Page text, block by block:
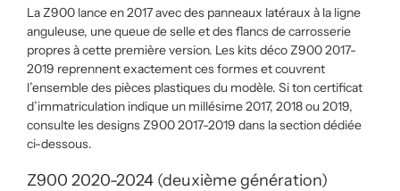
La Z900 lance en 2017 avec des panneaux latéraux à la ligne
anguleuse, une queue de selle et des flancs de carrosserie
propres à cette première version. Les kits déco Z900 2017-
2019 reprennent exactement ces formes et couvrent
l’ensemble des pièces plastiques du modèle. Si ton certificat
d’immatriculation indique un millésime 2017, 2018 ou 2019,
consulte les designs Z900 2017-2019 dans la section dédiée
ci-dessous.
Z900 2020-2024 (deuxième génération)